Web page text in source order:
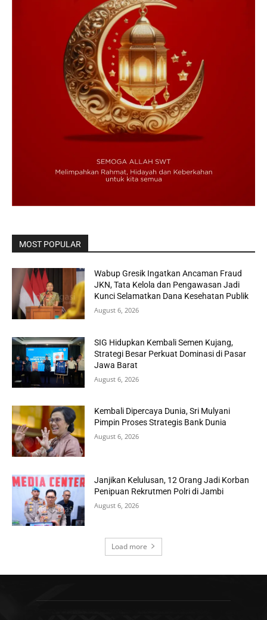
MOST POPULAR
Wabup Gresik Ingatkan Ancaman Fraud
JKN, Tata Kelola dan Pengawasan Jadi
Kunci Selamatkan Dana Kesehatan Publik
August 6, 2026
SIG Hidupkan Kembali Semen Kujang,
Strategi Besar Perkuat Dominasi di Pasar
Jawa Barat
August 6, 2026
Kembali Dipercaya Dunia, Sri Mulyani
Pimpin Proses Strategis Bank Dunia
August 6, 2026
Janjikan Kelulusan, 12 Orang Jadi Korban
Penipuan Rekrutmen Polri di Jambi
August 6, 2026
Load more